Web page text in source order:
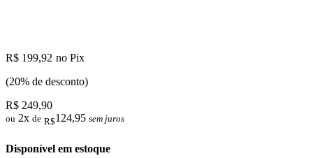
R$ 199,92 no Pix
(20% de desconto)
R$ 249,90
ou 2x de R$124,95 sem juros
Disponível em estoque